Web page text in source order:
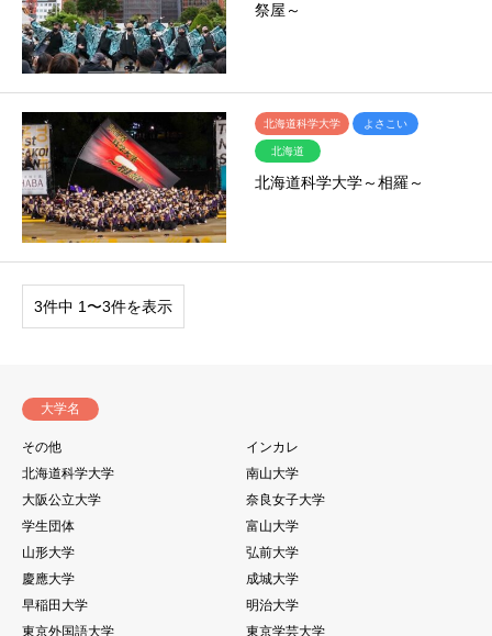
祭屋～
北海道科学大学 よさこい
北海道
北海道科学大学～相羅～
3件中 1〜3件を表示
大学名
その他
インカレ
北海道科学大学
南山大学
大阪公立大学
奈良女子大学
学生団体
富山大学
山形大学
弘前大学
慶應大学
成城大学
早稲田大学
明治大学
東京外国語大学
東京学芸大学